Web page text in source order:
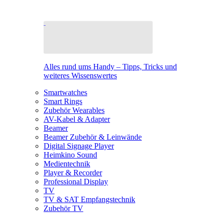
Alles rund ums Handy – Tipps, Tricks und
weiteres Wissenswertes
Smartwatches
Smart Rings
Zubehör Wearables
AV-Kabel & Adapter
Beamer
Beamer Zubehör & Leinwände
Digital Signage Player
Heimkino Sound
Medientechnik
Player & Recorder
Professional Display
TV
TV & SAT Empfangstechnik
Zubehör TV